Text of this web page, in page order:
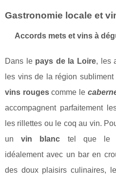
Gastronomie locale et
Accords mets et vins à
Dans le pays de la Loire, les
les vins de la région
vins rougescomme le
accompagnent parfaitement
les rillettes ou le coq au vin.
unvin blanc tel que le
idéalement avec un bar en
des doux plaisirs culinaires,